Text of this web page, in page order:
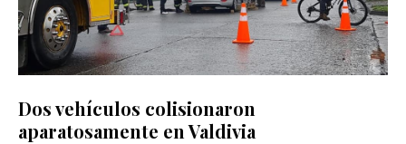
Dos vehículos colisionaron
aparatosamente en Valdivia